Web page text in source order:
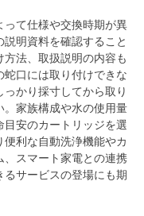
て仕様や交換時期が異
明資料を確認すること
法、取扱説明の内容も
口には取り付けできな
かり採寸してから取り
家族構成や水の使用量
安のカートリッジを選
利な自動洗浄機能やカ
スマート家電との連携
サービスの登場にも期